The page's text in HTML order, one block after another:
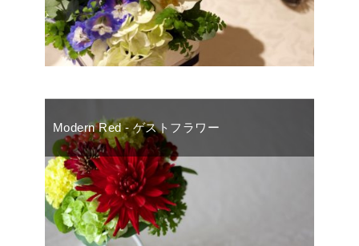
Modern Red - ゲストフラワー